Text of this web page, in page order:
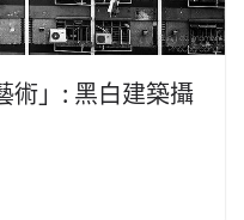
術」: 黑白建築攝